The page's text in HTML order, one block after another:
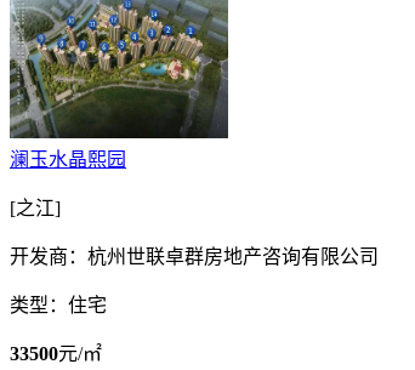
澜玉水晶熙园
[之江]
开发商：杭州世联卓群房地产咨询有限公司
类型：住宅
33500元/㎡